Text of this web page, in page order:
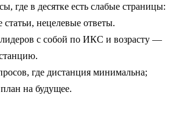
где в десятке есть слабые страницы:
нецелевые ответы.
с собой по ИКС и возрасту —
где дистанция минимальна;
на будущее.